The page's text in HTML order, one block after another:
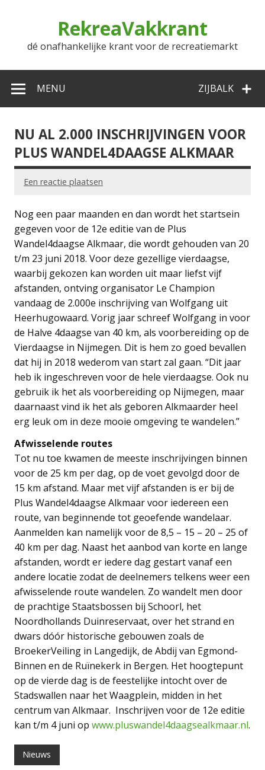
RekreaVakkrant
dé onafhankelijke krant voor de recreatiemarkt
ZIJBALK
MENU
NU AL 2.000 INSCHRIJVINGEN VOOR
PLUS WANDEL4DAAGSE ALKMAAR
Een reactie plaatsen
Nog een paar maanden en dan wordt het startsein
gegeven voor de 12e editie van de Plus
Wandel4daagse Alkmaar, die wordt gehouden van 20
t/m 23 juni 2018. Voor deze gezellige vierdaagse,
waarbij gekozen kan worden uit maar liefst vijf
afstanden, ontving organisator Le Champion
vandaag de 2.000e inschrijving van Wolfgang uit
Heerhugowaard. Vorig jaar schreef Wolfgang in voor
de Halve 4daagse van 40 km, als voorbereiding op de
Vierdaagse in Nijmegen. Dit is hem zo goed bevallen
dat hij in 2018 wederom van start zal gaan. “Dit jaar
heb ik ingeschreven voor de hele vierdaagse. Ook nu
gebruik ik het als voorbereiding op Nijmegen, maar
daarnaast vind ik het als geboren Alkmaarder heel
erg leuk om in deze mooie omgeving te wandelen.”
Afwisselende routes
Tot nu toe kwamen de meeste inschrijvingen binnen
voor de 25 km per dag, op de voet gevolgd door de
15 km afstand. Maar met vijf afstanden is er bij de
Plus Wandel4daagse Alkmaar voor iedereen een
route, van beginnende tot geoefende wandelaar.
Aanmelden kan namelijk voor de 8,5 – 15 – 20 – 25 of
40 km per dag. Naast het aanbod van korte en lange
afstanden, wordt er iedere dag gestart vanaf een
andere locatie zodat de deelnemers telkens weer een
afwisselende route wandelen. Zo wandelt men door
de prachtige Staatsbossen bij Schoorl, het
Noordhollands Duinreservaat, over het strand en
dwars dóór historische gebouwen zoals de
BroekerVeiling in Langedijk, de Abdij van Egmond-
Binnen en de Ruïnekerk in Bergen. Het hoogtepunt
op de vierde dag is de feestelijke intocht over de
Stadswallen naar het Waagplein, midden in het
centrum van Alkmaar. Inschrijven voor de 12e editie
kan t/m 4 juni op www.pluswandel4daagsealkmaar.nl.
Nieuws